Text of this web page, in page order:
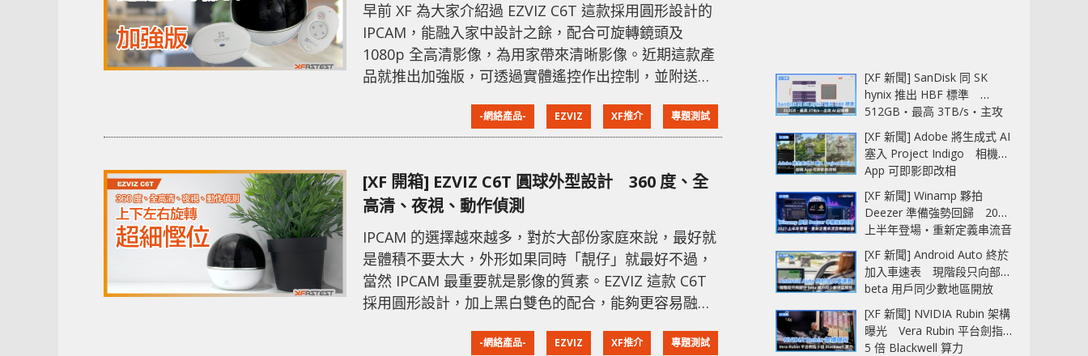
早前 XF 為大家介紹過 EZVIZ C6T 這款採用圓形設計的
IPCAM，能融入家中設計之餘，配合可旋轉鏡頭及
1080p 全高清影像，為用家帶來清晰影像。近期這款產
品就推出加強版，可透過實體遙控作出控制，並附送一
C6T 雖然機身細小，但鏡頭擁有 200 萬像素，無論是影
片或擷取的影像最高達 1920 x 1080，手機、平板電腦
間的監控之外，透過機身上的紅外線功能，就算是
-網絡產品- EZVIZ XF推介 專題測試
[XF 開箱] EZVIZ C6T 圓球外型設計 360 度、全
高清、夜視、動作偵測
IPCAM 的選擇越來越多，對於大部份家庭來說，最好就
是體積不要太大，外形如果同時「靚仔」就最好不過，
當然 IPCAM 最重要就是影像的質素。EZVIZ 這款 C6T
採用圓形設計，加上黑白雙色的配合，能夠更容易融入
轉的鏡頭與及支援最高 1080p 全高清影像，為用家帶來
-網絡產品- EZVIZ XF推介 專題測試
[XF 新聞] SanDisk 同 SK
hynix 推出 HBF 標準
512GB‧最高 3TB/s‧主攻
AI 記憶體
[XF 新聞] Adobe 將生成式 AI
塞入 Project Indigo 相機
App 可即影即改相
[XF 新聞] Winamp 夥拍
Deezer 準備強勢回歸 2027
上半年登場‧重新定義串流音
樂播放器
[XF 新聞] Android Auto 終於
加入車速表 現階段只向部分
beta 用戶同少數地區開放
[XF 新聞] NVIDIA Rubin 架構
曝光 Vera Rubin 平台劍指
5 倍 Blackwell 算力